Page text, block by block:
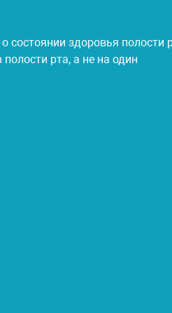
состоянии здоровья полости
рта, а не на один